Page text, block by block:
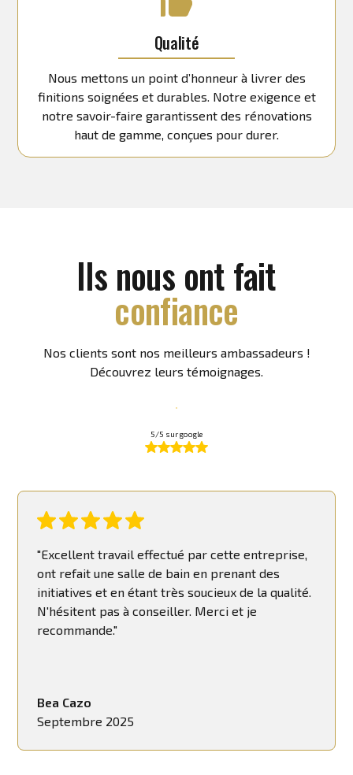
Qualité
Nous mettons un point d’honneur à livrer des
finitions soignées et durables. Notre exigence et
notre savoir-faire garantissent des rénovations
haut de gamme, conçues pour durer.
Ils nous ont fait
confiance
Nos clients sont nos meilleurs ambassadeurs !
Découvrez leurs témoignages.
5/5 sur google
"Excellent travail effectué par cette entreprise,
ont refait une salle de bain en prenant des
initiatives et en étant très soucieux de la qualité.
N'hésitent pas à conseiller. Merci et je
recommande."
Bea Cazo
Septembre 2025